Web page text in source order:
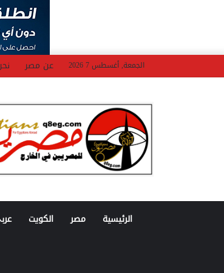
الجمعة, أغسطس 7 2026 عن مصر
الرئيسية مصر الكويت